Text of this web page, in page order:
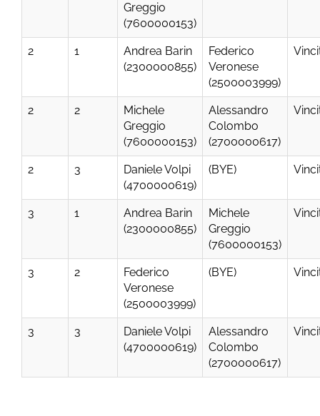
Greggio
(7600000153)
2 1
Andrea Barin
(2300000855)
Federico
Veronese
(2500003999)
2 2
Michele
Greggio
(7600000153)
Alessandro
Colombo
(2700000617)
2 3
Daniele Volpi
(4700000619)
(BYE)
3 1
Andrea Barin
(2300000855)
Michele
Greggio
(7600000153)
3 2
Federico
Veronese
(2500003999)
(BYE)
3 3
Daniele Volpi
(4700000619)
Alessandro
Colombo
(2700000617)